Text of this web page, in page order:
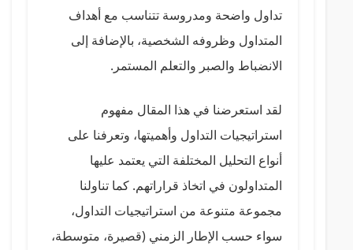
تداول واضحة ومدروسة تتناسب مع أهداف
المتداول وظروفه الشخصية، بالإضافة إلى
الانضباط والصبر والتعلم المستمر.
لقد استعرضنا في هذا المقال مفهوم
استراتيجيات التداول وأهميتها، وتعرفنا على
أنواع التحليل المختلفة التي يعتمد عليها
المتداولون في اتخاذ قراراتهم. كما تناولنا
مجموعة متنوعة من استراتيجيات التداول،
سواء حسب الإطار الزمني (قصيرة، متوسطة،